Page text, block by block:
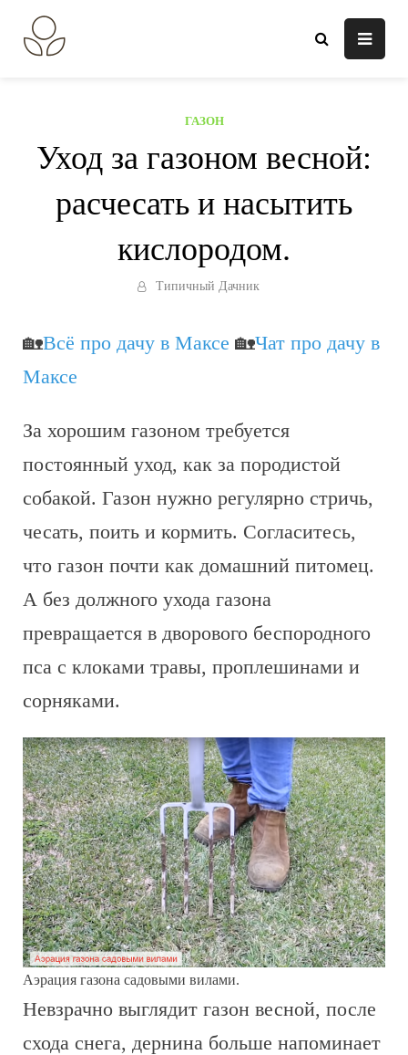
содержанию
ГАЗОН
Уход за газоном весной:
расчесать и насытить
кислородом.
Типичный Дачник
🏡Всё про дачу в Максе 🏡Чат про дачу в
Максе
За хорошим газоном требуется
постоянный уход, как за породистой
собакой. Газон нужно регулярно стричь,
чесать, поить и кормить. Согласитесь,
что газон почти как домашний питомец.
А без должного ухода газона
превращается в дворового беспородного
пса с клоками травы, проплешинами и
сорняками.
Аэрация газона садовыми вилами.
Невзрачно выглядит газон весной, после
схода снега, дернина больше напоминает